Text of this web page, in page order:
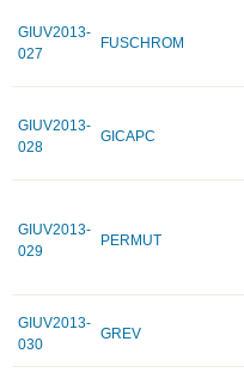
GIUV2013-
027
FUSCHROM
GIUV2013-
028
GICAPC
GIUV2013-
029
PERMUT
GIUV2013-
030
GREV